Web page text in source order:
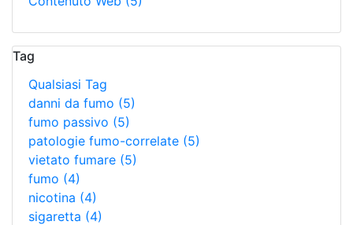
Tag
Qualsiasi Tag
danni da fumo (5)
fumo passivo (5)
patologie fumo-correlate (5)
vietato fumare (5)
fumo (4)
nicotina (4)
sigaretta (4)